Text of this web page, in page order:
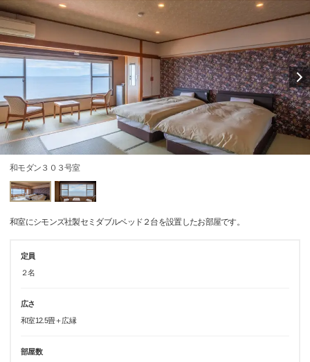
和モダン３０３号室
和室にシモンズ社製セミダブルベッド２台を設置したお部屋です。
定員
２名
広さ
和室12.5畳＋広縁
部屋数